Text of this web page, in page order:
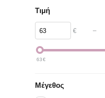
Τιμή
€ –
63€
Μέγεθος